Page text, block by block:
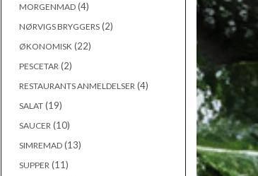
MORGENMAD(4)
NØRVIGS BRYGGERS(2)
ØKONOMISK (22)
PESCETAR (2)
RESTAURANTS ANMELDELSER (4)
SALAT(19)
SAUCER (10)
SIMREMAD(13)
SUPPER (11)